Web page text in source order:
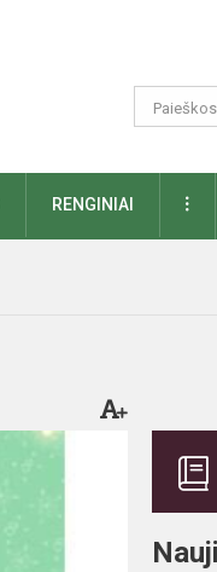
RENGINIAI